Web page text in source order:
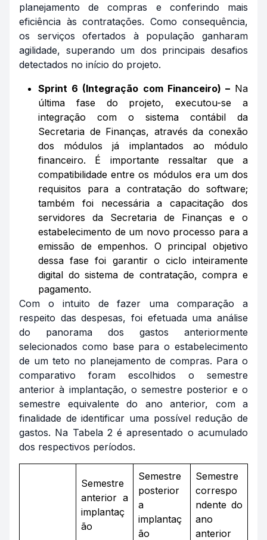
planejamento de compras e conferindo mais
eficiência às contratações. Como consequência,
os serviços ofertados à população ganharam
agilidade, superando um dos principais desafios
detectados no início do projeto.
Sprint 6 (Integração com Financeiro) –Na
última fase do projeto, executou-se a
integração com o sistema contábil da
Secretaria de Finanças, através da conexão
dos módulos já implantados ao módulo
financeiro. É importante ressaltar que a
compatibilidade entre os módulos era um dos
requisitos para a contratação do software;
também foi necessária a capacitação dos
servidores da Secretaria de Finanças e o
estabelecimento de um novo processo para a
emissão de empenhos. O principal objetivo
dessa fase foi garantir o ciclo inteiramente
digital do sistema de contratação, compra e
pagamento.
Com o intuito de fazer uma comparação a
respeito das despesas, foi efetuada uma análise
do panorama dos gastos anteriormente
selecionados como base para o estabelecimento
de um teto no planejamento de compras. Para o
comparativo foram escolhidos o semestre
anterior à implantação, o semestre posterior e o
semestre equivalente do ano anterior, com a
finalidade de identificar uma possível redução de
gastos. Na Tabela 2 é apresentado o acumulado
dos respectivos períodos.
Semestre
anterior a
implantaç
ão
Semestre
posterior
a
implantaç
ão
Semestre
correspo
ndente do
ano
anterior